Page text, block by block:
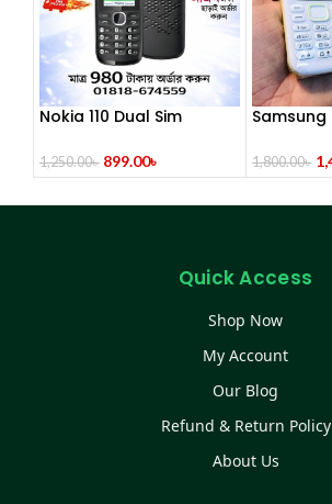
Nokia 110 Dual Sim
(Refurbished)
1,250.00৳ 899.00৳
Samsung
1,800.00৳
Quick Access
Shop Now
My Account
Our Blog
Refund & Return Policy
About Us